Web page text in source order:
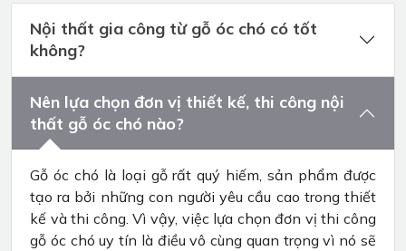
Nội thất gia công từ gỗ óc chó có tốt
không?
Nên lựa chọn đơn vị thiết kế, thi công nội
thất gỗ óc chó nào?
Gỗ óc chó là loại gỗ rất quý hiếm, sản phẩm được
tạo ra bởi những con người yêu cầu cao trong thiết
kế và thi công. Vì vậy, việc lựa chọn đơn vị thi công
gỗ óc chó uy tín là điều vô cùng quan trọng vì nó sẽ